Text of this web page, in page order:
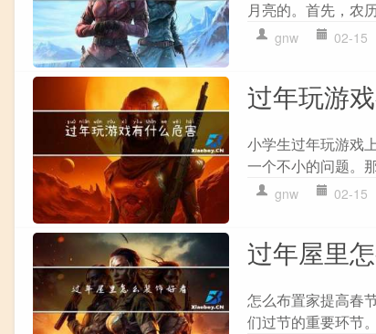
月亮的。首先，农
gnw 02-15
过年玩游
小学生过年玩游戏
一个不小的问题。
gnw 02-15
过年屋里
怎么布置家提高春
们过节的重要环节